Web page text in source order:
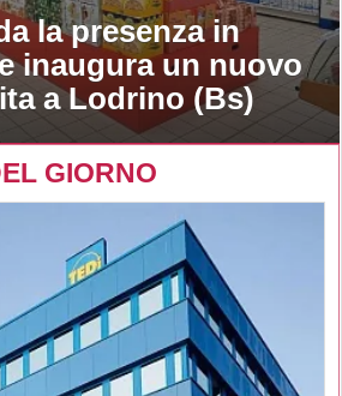
la presenza in
inaugura un nuovo
a Lodrino (Bs)
GIORNO